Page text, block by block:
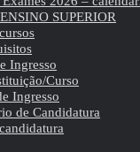
SUPERIOR
Ingresso
Curso
Ingresso
de Candidatura